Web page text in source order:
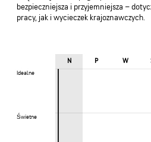
bezpieczniejsza i przyjemniejsza –
pracy, jak i wycieczek krajoznawczych.
Idealne
Świetne
N P W
Idealne
Świetne